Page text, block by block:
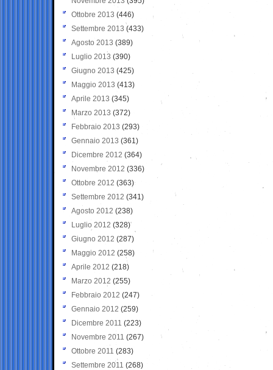
Ottobre 2013 (446)
Settembre 2013 (433)
Agosto 2013 (389)
Luglio 2013 (390)
Giugno 2013 (425)
Maggio 2013 (413)
Aprile 2013 (345)
Marzo 2013 (372)
Febbraio 2013 (293)
Gennaio 2013 (361)
Dicembre 2012 (364)
Novembre 2012 (336)
Ottobre 2012 (363)
Settembre 2012 (341)
Agosto 2012 (238)
Luglio 2012 (328)
Giugno 2012 (287)
Maggio 2012 (258)
Aprile 2012 (218)
Marzo 2012 (255)
Febbraio 2012 (247)
Gennaio 2012 (259)
Dicembre 2011 (223)
Novembre 2011 (267)
Ottobre 2011 (283)
Settembre 2011 (268)